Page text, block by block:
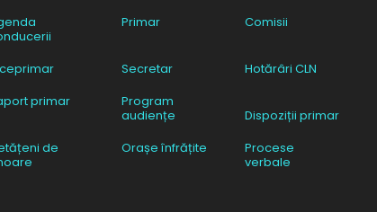
Primar
Secretar
primar
Program
audiențe
de
Orașe înfrățite
Comisii
Hotărâri CLN
Dispoziții primar
Procese
verbale